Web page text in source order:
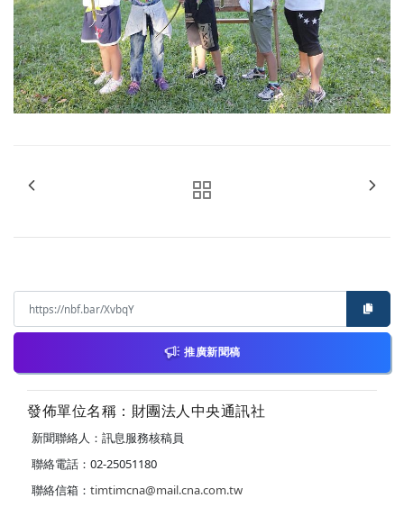
推廣新聞稿
發佈單位名稱：財團法人中央通訊社
新聞聯絡人：訊息服務核稿員
聯絡電話：02-25051180
聯絡信箱： timtimcna@mail.cna.com.tw